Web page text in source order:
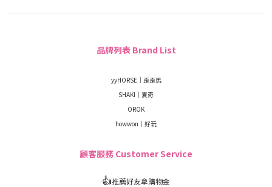
品牌列表 Brand List
yyHORSE｜歪歪馬
SHAKI｜夏奇
OROK
howwon｜好玩
顧客服務 Customer Service
👍推薦好友拿購物金